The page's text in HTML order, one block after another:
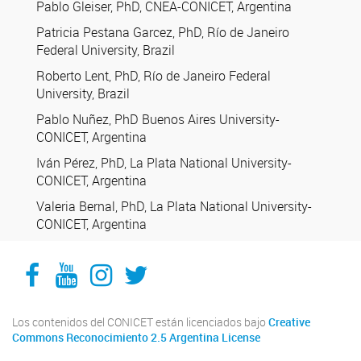
Pablo Gleiser, PhD, CNEA-CONICET, Argentina
Patricia Pestana Garcez, PhD, Río de Janeiro
Federal University, Brazil
Roberto Lent, PhD, Río de Janeiro Federal
University, Brazil
Pablo Nuñez, PhD Buenos Aires University-
CONICET, Argentina
Iván Pérez, PhD, La Plata National University-
CONICET, Argentina
Valeria Bernal, PhD, La Plata National University-
CONICET, Argentina
Facebook
YouTube
Instagram
Twitter
Los contenidos del CONICET están licenciados bajo Creative
Commons Reconocimiento 2.5 Argentina License